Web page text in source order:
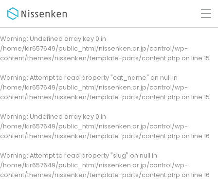
Warning: Undefined array key 0 in
/home/kir657649/public_html/nissenken.or.jp/control/wp-
content/themes/nissenken/template-parts/content.php on line 15
Warning: Attempt to read property "cat_name" on null in
/home/kir657649/public_html/nissenken.or.jp/control/wp-
content/themes/nissenken/template-parts/content.php on line 15
Warning: Undefined array key 0 in
/home/kir657649/public_html/nissenken.or.jp/control/wp-
content/themes/nissenken/template-parts/content.php on line 16
Warning: Attempt to read property "slug" on null in
/home/kir657649/public_html/nissenken.or.jp/control/wp-
content/themes/nissenken/template-parts/content.php on line 16